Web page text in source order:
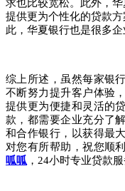
求也比较宽松。此外，
提供更为个性化的贷款
此，华夏银行也是很多企
综上所述，虽然每家银
不断努力提升客户体验
提供更为便捷和灵活的
款，都需要企业充分了
和合作银行，以获得最
对您有所帮助，祝您顺
呱呱 ， 24小时专业贷款服